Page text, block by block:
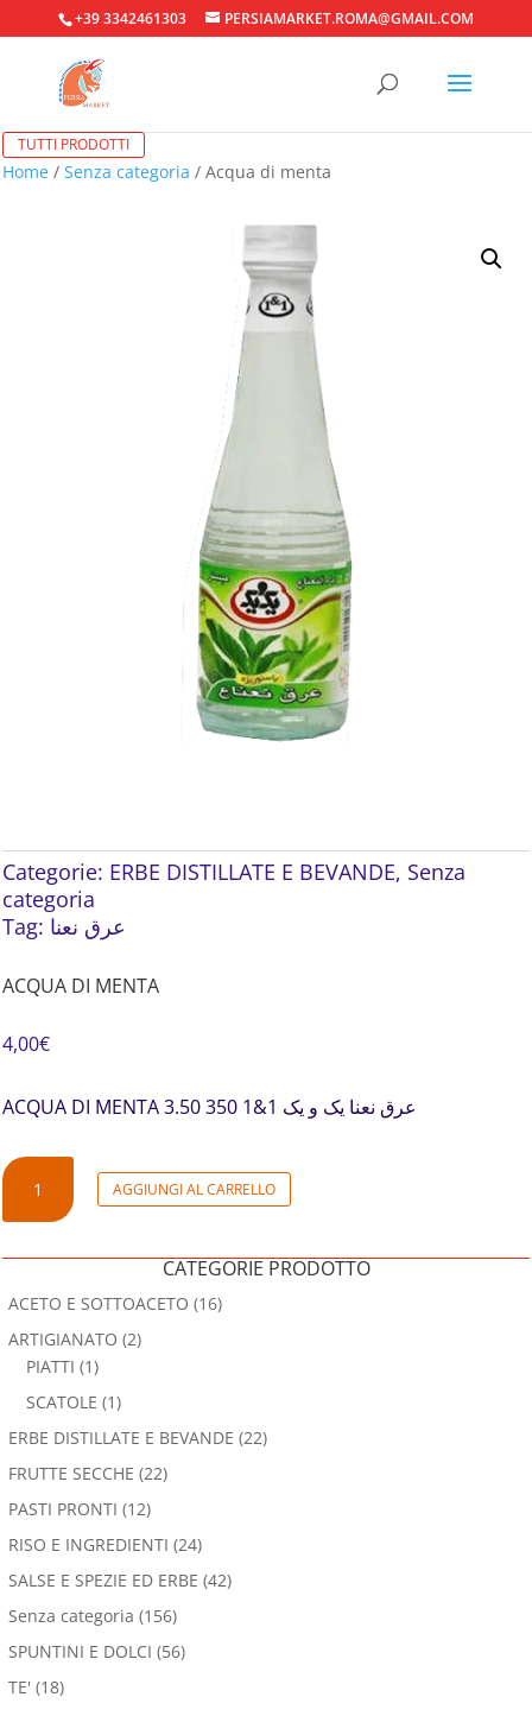
+39 3342461303 PERSIAMARKET.ROMA@GMAIL.COM
TUTTI PRODOTTI
Home / Senza categoria / Acqua di menta
Categorie: ERBE DISTILLATE E BEVANDE, Senza
categoria
Tag: عرق نعنا
ACQUA DI MENTA
4,00€
ACQUA DI MENTA عرق نعنا یک و یک 1&1 350 3.50
ACQUA
MENTA
AGGIUNGI AL CARRELLO
CATEGORIE PRODOTTO
ACETO E SOTTOACETO (16)
ARTIGIANATO (2)
PIATTI (1)
SCATOLE (1)
ERBE DISTILLATE E BEVANDE (22)
FRUTTE SECCHE (22)
PASTI PRONTI (12)
RISO E INGREDIENTI (24)
SALSE E SPEZIE ED ERBE (42)
Senza categoria (156)
SPUNTINI E DOLCI (56)
TE' (18)